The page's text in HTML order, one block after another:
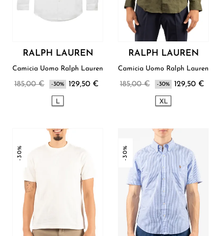
RALPH LAUREN
Camicia Uomo Ralph Lauren
185,00 € -30% 129,50 €
L
RALPH LAUREN
Camicia Uomo Ralph Lauren
185,00 € -30% 129,50 €
XL
-30% -30%